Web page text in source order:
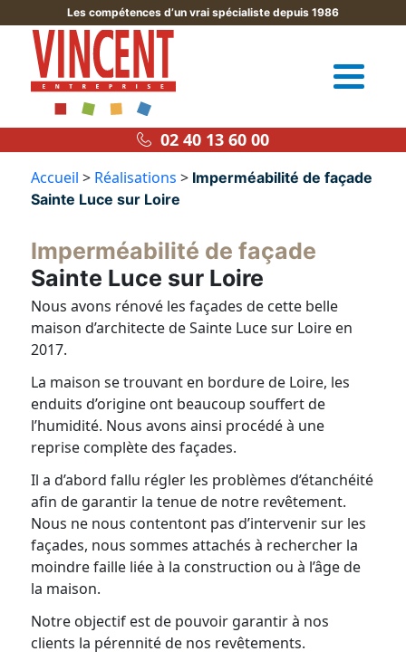
Les compétences d’un vrai spécialiste depuis 1986
02 40 13 60 00
Accueil > Réalisations > Imperméabilité de façade
Sainte Luce sur Loire
Imperméabilité de façade
Sainte Luce sur Loire
Nous avons rénové les façades de cette belle
maison d’architecte de Sainte Luce sur Loire en
2017.
La maison se trouvant en bordure de Loire, les
enduits d’origine ont beaucoup souffert de
l’humidité. Nous avons ainsi procédé à une
reprise complète des façades.
Il a d’abord fallu régler les problèmes d’étanchéité
afin de garantir la tenue de notre revêtement.
Nous ne nous contentont pas d’intervenir sur les
façades, nous sommes attachés à rechercher la
moindre faille liée à la construction ou à l’âge de
la maison.
Notre objectif est de pouvoir garantir à nos
clients la pérennité de nos revêtements.